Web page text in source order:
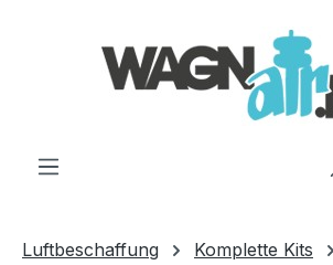
Luftbeschaffung Komplette Kits